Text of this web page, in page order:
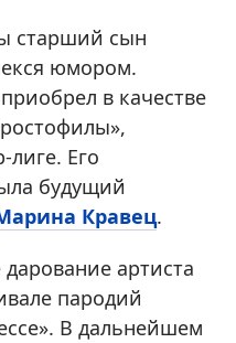
старший сын
юмором.
в качестве
Его
будущий
Кравец.
артиста
пародий
В дальнейшем